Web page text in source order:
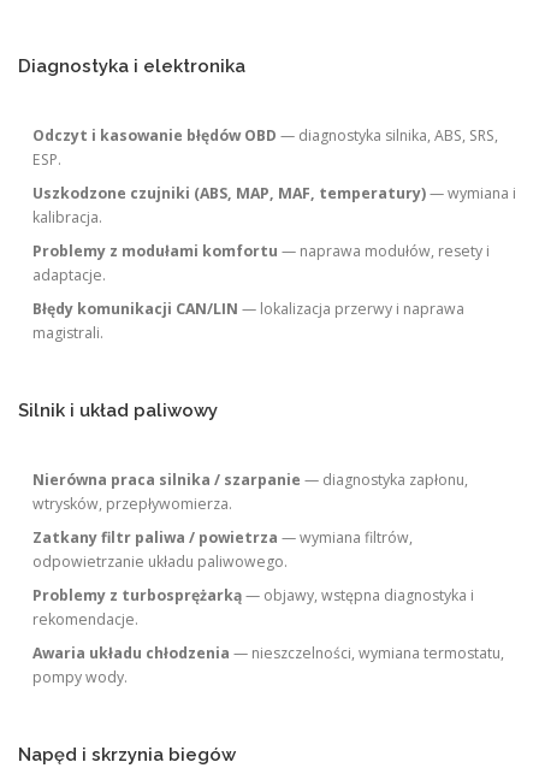
Diagnostyka i elektronika
Odczyt i kasowanie błędów OBD — diagnostyka silnika, ABS, SRS,
ESP.
Uszkodzone czujniki (ABS, MAP, MAF, temperatury)— wymiana i
kalibracja.
Problemy z modułami komfortu — naprawa modułów, resety i
adaptacje.
Błędy komunikacji CAN/LIN — lokalizacja przerwy i naprawa
magistrali.
Silnik i układ paliwowy
Nierówna praca silnika / szarpanie — diagnostyka zapłonu,
wtrysków, przepływomierza.
Zatkany filtr paliwa / powietrza — wymiana filtrów,
odpowietrzanie układu paliwowego.
Problemy z turbosprężarką— objawy, wstępna diagnostyka i
rekomendacje.
Awaria układu chłodzenia — nieszczelności, wymiana termostatu,
pompy wody.
Napęd i skrzynia biegów